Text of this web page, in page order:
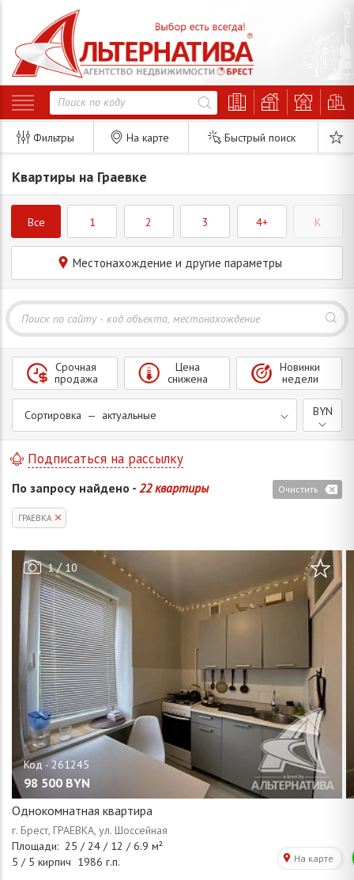
Фильтры На карте Быстрый поиск
Квартиры на Граевке
Все 1 2 3 4+ K
Местонахождение и другие параметры
Сортировка — актуальные
Срочная
продажа
Цена
снижена
Новинки
недели
BYN
По запросу найдено - 22 квартиры Очистить
Подписаться на рассылку
ГРАЕВКА
1/10
98 500 BYN
Однокомнатная квартира